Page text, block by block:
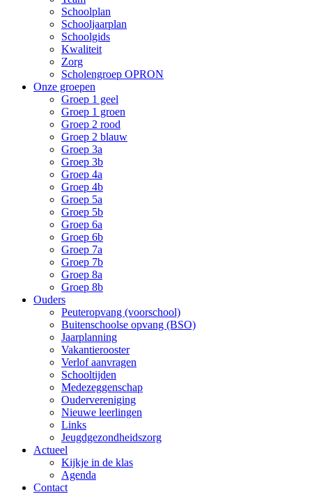
Schoolplan
Schooljaarplan
Schoolgids
Kwaliteit
Zorg
Scholengroep OPRON
Onze groepen
Groep 1 geel
Groep 1 groen
Groep 2 rood
Groep 2 blauw
Groep 3a
Groep 3b
Groep 4a
Groep 4b
Groep 5a
Groep 5b
Groep 6a
Groep 6b
Groep 7a
Groep 7b
Groep 8a
Groep 8b
Ouders
Peuteropvang (voorschool)
Buitenschoolse opvang (BSO)
Jaarplanning
Vakantierooster
Verlof aanvragen
Schooltijden
Medezeggenschap
Oudervereniging
Nieuwe leerlingen
Links
Jeugdgezondheidszorg
Actueel
Kijkje in de klas
Agenda
Contact